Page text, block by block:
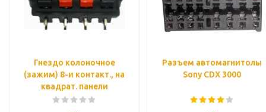
Гнездо колоночное
(зажим) 8-и контакт., на
квадрат. панели
Разъем автомагнитолы
Sony CDX 3000